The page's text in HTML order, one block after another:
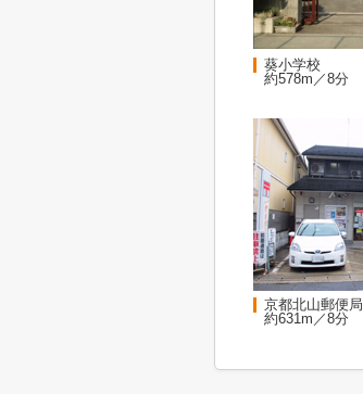
葵小学校
約578m／8分
京都北山郵便局
約631m／8分